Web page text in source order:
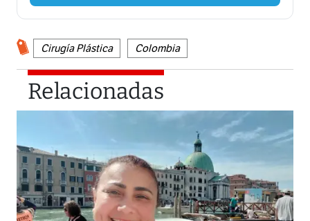
Cirugía Plástica Colombia
Relacionadas